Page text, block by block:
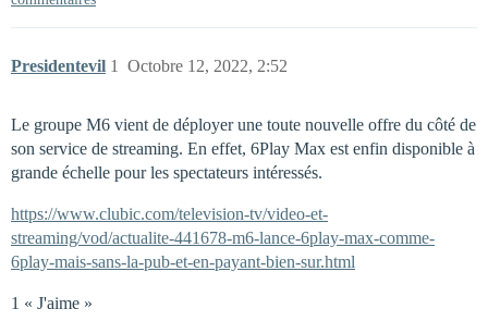
Presidentevil Octobre 12, 2022, 2:52
1
Le groupe M6 vient de déployer une toute nouvelle offre du côté de
son service de streaming. En effet, 6Play Max est enfin disponible à
grande échelle pour les spectateurs intéressés.
https://www.clubic.com/television-tv/video-et-
streaming/vod/actualite-441678-m6-lance-6play-max-comme-
6play-mais-sans-la-pub-et-en-payant-bien-sur.html
1 « J'aime »